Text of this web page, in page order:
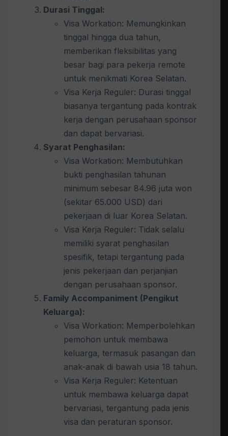
Durasi Tinggal:
Visa Workation: Memungkinkan
tinggal hingga dua tahun,
memberikan fleksibilitas yang
besar bagi para pekerja remote
untuk menikmati Korea Selatan.
Visa Kerja Reguler: Durasi tinggal
biasanya tergantung pada kontrak
kerja dengan perusahaan sponsor
dan dapat bervariasi.
Syarat Penghasilan:
Visa Workation: Membutuhkan
bukti penghasilan tahunan
minimum sebesar 84.96 juta won
(sekitar 65.000 USD) dari
pekerjaan di luar Korea Selatan.
Visa Kerja Reguler: Tidak selalu
memiliki syarat penghasilan
spesifik, tetapi tergantung pada
jenis pekerjaan dan perjanjian
dengan perusahaan sponsor.
Family Accompaniment (Pengikut
Keluarga):
Visa Workation: Memperbolehkan
pemohon untuk membawa
keluarga, termasuk pasangan dan
anak-anak di bawah usia 18 tahun.
Visa Kerja Reguler: Ketentuan
untuk membawa keluarga dapat
bervariasi, tergantung pada jenis
visa dan peraturan sponsor.